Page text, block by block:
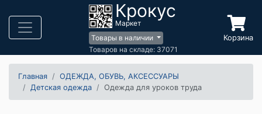
Крокус
Маркет
Товары в наличии
Товаров на складе: 37071
Корзина
Главная
ОДЕЖДА, ОБУВЬ, АКСЕССУАРЫ
Детская одежда
Одежда для уроков труда